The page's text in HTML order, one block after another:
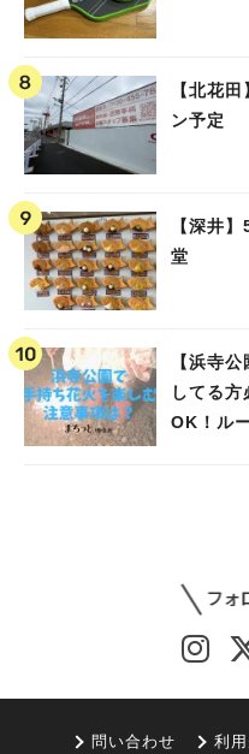
【北花
ン予定
【深井
堂
【浜寺
してる
OK！ル
問い合わせ 利